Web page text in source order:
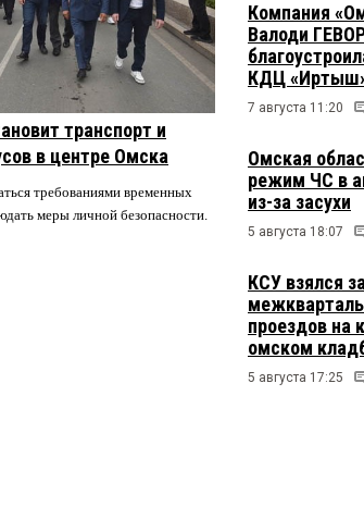
транспорт и
в центре Омска
требованиями временных
меры личной безопасности.
Компания
Валоди
КДЦ
7 августа 11:20
Омская
режим ЧС в
из-за засухи
5 августа 18:07
КСУ взялся
проездов на
омском
5 августа 17:25